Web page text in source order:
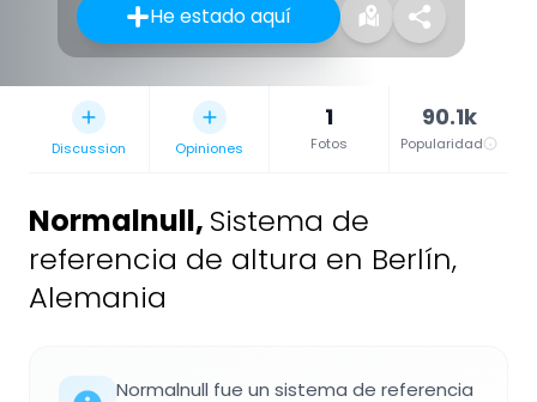
He estado aquí
Discussion Opiniones
1
Fotos
90.1k
Popularidad
Normalnull, Sistema de
referencia de altura en Berlín,
Alemania
Normalnull fue un sistema de referencia